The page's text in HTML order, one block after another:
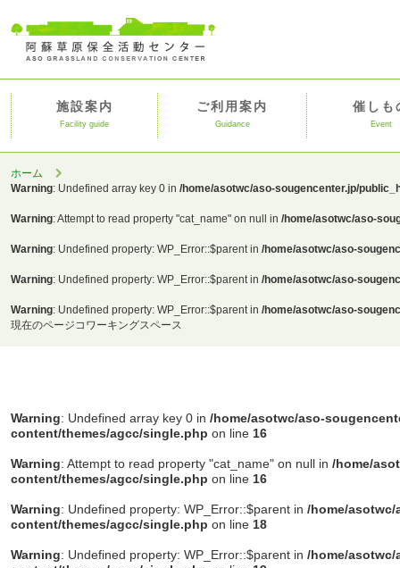
施設案内
Facility guide
ご利用案内
Guidance
催しも
Event
ホーム
Warning: Undefined array key 0 in /home/asotwc/aso-sougencenter.jp/
Warning: Attempt to read property "cat_name" on null in /home/asotwc/aso-
Warning: Undefined property: WP_Error::$parent in /home/asotwc/aso-
Warning: Undefined property: WP_Error::$parent in /home/asotwc/aso-
Warning: Undefined property: WP_Error::$parent in /home/asotwc/aso-
現在のページコワーキングスペース
Warning: Undefined array key 0 in /home/asotwc/aso-
content/themes/agcc/single.php on line 16
Warning: Attempt to read property "cat_name" on null in /home/
content/themes/agcc/single.php on line 16
Warning: Undefined property: WP_Error::$parent in /home/
content/themes/agcc/single.php on line 18
Warning: Undefined property: WP_Error::$parent in /home/